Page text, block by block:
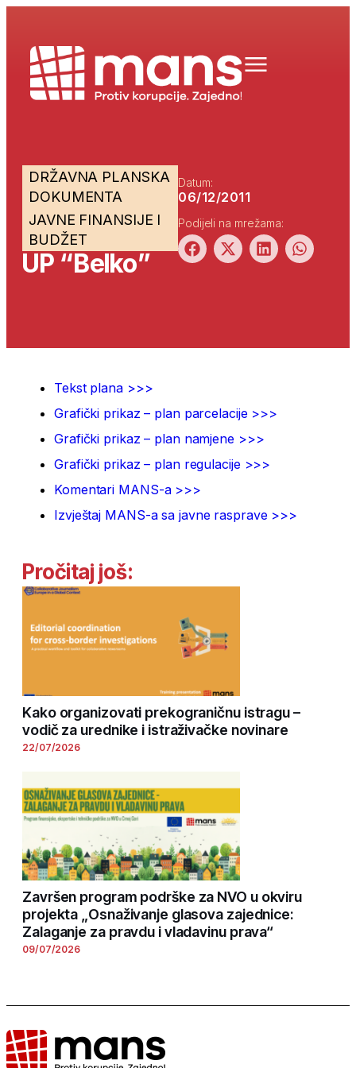
DRŽAVNA PLANSKA
DOKUMENTA
JAVNE FINANSIJE I
BUDŽET
UP “Belko”
Datum:
06/12/2011
Podijeli na mrežama:
Tekst plana >>>
Grafički prikaz – plan parcelacije >>>
Grafički prikaz – plan namjene >>>
Grafički prikaz – plan regulacije >>>
Komentari MANS-a >>>
Izvještaj MANS-a sa javne rasprave >>>
Pročitaj još:
Kako organizovati prekograničnu istragu –
vodič za urednike i istraživačke novinare
22/07/2026
Završen program podrške za NVO u okviru
projekta „Osnaživanje glasova zajednice:
Zalaganje za pravdu i vladavinu prava“
09/07/2026